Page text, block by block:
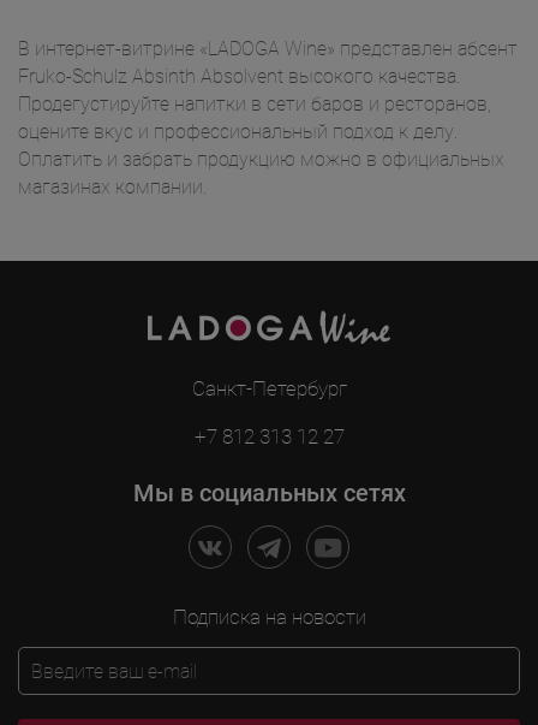
В интернет-витрине «LADOGA Wine» представлен абсент
Fruko-Schulz Absinth Absolvent высокого качества.
Продегустируйте напитки в сети баров и ресторанов,
оцените вкус и профессиональный подход к делу.
Оплатить и забрать продукцию можно в официальных
магазинах компании.
Санкт-Петербург
+7 812 313 12 27
Мы в социальных сетях
Подписка на новости